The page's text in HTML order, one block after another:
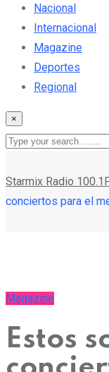
Nacional
Internacional
Magazine
Deportes
Regional
×
Starmix Radio
conciertos para el
Magazine
Estos